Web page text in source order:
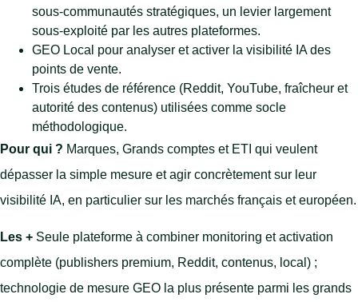
sous-communautés stratégiques, un levier largement
sous-exploité par les autres plateformes.
GEO Local pour analyser et activer la visibilité IA des
points de vente.
Trois études de référence (Reddit, YouTube, fraîcheur et
autorité des contenus) utilisées comme socle
méthodologique.
Pour qui ? Marques, Grands comptes et ETI qui veulent
dépasser la simple mesure et agir concrètement sur leur
visibilité IA, en particulier sur les marchés français et européen.
Les + Seule plateforme à combiner monitoring et activation
complète (publishers premium, Reddit, contenus, local) ;
technologie de mesure GEO la plus présente parmi les grands